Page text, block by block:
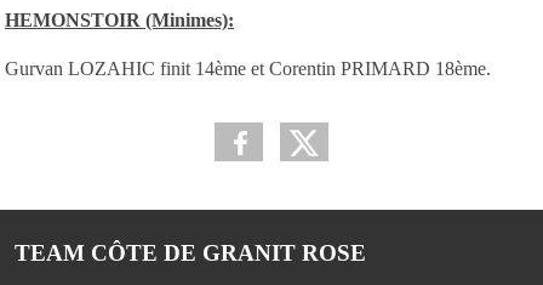
HEMONSTOIR (Minimes):
Gurvan LOZAHIC finit 14ème et Corentin PRIMARD 18ème.
TEAM CÔTE DE GRANIT ROSE